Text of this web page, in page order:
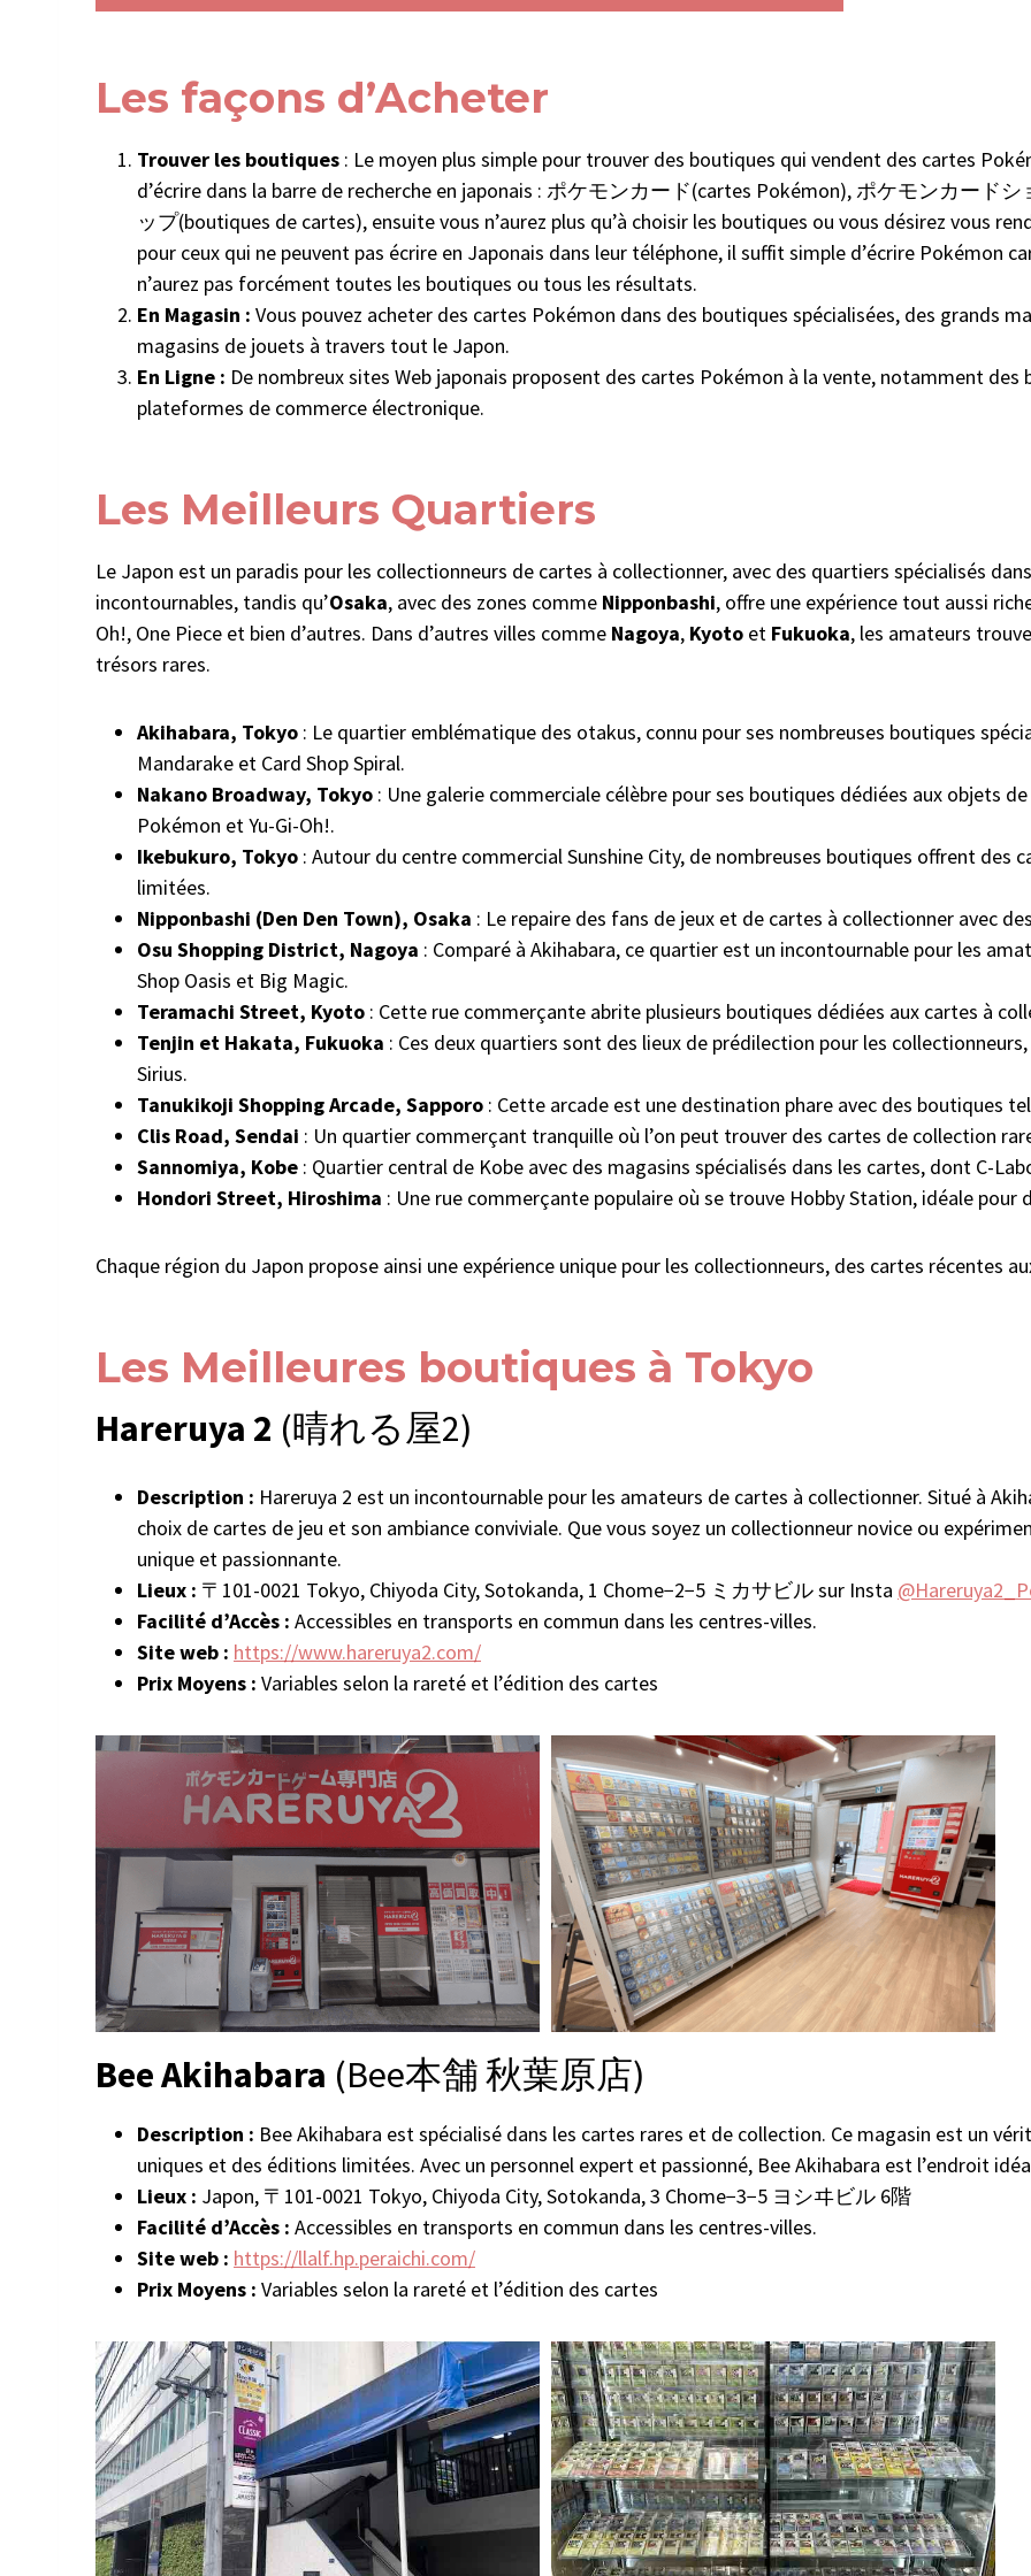
Les façons d’Acheter
Trouver les boutiques : Le moyen plus simple pour trouver des boutiques qui vendent des cartes
d’écrire dans la barre de recherche en japonais : ポケモンカード(cartes Pokémon), ポケモンカード
ップ(boutiques de cartes), ensuite vous n’aurez plus qu’à choisir les boutiques ou vous désirez vous
pour ceux qui ne peuvent pas écrire en Japonais dans leur téléphone, il suffit simple d’écrire Pokémon
n’aurez pas forcément toutes les boutiques ou tous les résultats.
En Magasin : Vous pouvez acheter des cartes Pokémon dans des boutiques spécialisées, des grands
magasins de jouets à travers tout le Japon.
En Ligne : De nombreux sites Web japonais proposent des cartes Pokémon à la vente, notamment des
plateformes de commerce électronique.
Les Meilleurs Quartiers
Le Japon est un paradis pour les collectionneurs de cartes à collectionner, avec des quartiers spécialisés
incontournables, tandis qu’Osaka, avec des zones comme Nipponbashi, offre une expérience tout aussi
Oh!, One Piece et bien d’autres. Dans d’autres villes comme Nagoya, Kyoto et Fukuoka, les amateurs
trésors rares.
Akihabara, Tokyo : Le quartier emblématique des otakus, connu pour ses nombreuses boutiques
Mandarake et Card Shop Spiral.
Nakano Broadway, Tokyo : Une galerie commerciale célèbre pour ses boutiques dédiées aux objets
Pokémon et Yu-Gi-Oh!.
Ikebukuro, Tokyo : Autour du centre commercial Sunshine City, de nombreuses boutiques offrent des
limitées.
Nipponbashi (Den Den Town), Osaka : Le repaire des fans de jeux et de cartes à collectionner avec
Osu Shopping District, Nagoya : Comparé à Akihabara, ce quartier est un incontournable pour les
Shop Oasis et Big Magic.
Teramachi Street, Kyoto : Cette rue commerçante abrite plusieurs boutiques dédiées aux cartes à
Tenjin et Hakata, Fukuoka : Ces deux quartiers sont des lieux de prédilection pour les
Sirius.
Tanukikoji Shopping Arcade, Sapporo : Cette arcade est une destination phare avec des boutiques
Clis Road, Sendai : Un quartier commerçant tranquille où l’on peut trouver des cartes de collection
Sannomiya, Kobe : Quartier central de Kobe avec des magasins spécialisés dans les cartes, dont C-
Hondori Street, Hiroshima : Une rue commerçante populaire où se trouve Hobby Station, idéale pour
Chaque région du Japon propose ainsi une expérience unique pour les collectionneurs, des cartes récentes
Les Meilleures boutiques à Tokyo
Hareruya 2 (晴れる屋2)
Description : Hareruya 2 est un incontournable pour les amateurs de cartes à collectionner. Situé à
choix de cartes de jeu et son ambiance conviviale. Que vous soyez un collectionneur novice ou
unique et passionnante.
Lieux : 〒101-0021 Tokyo, Chiyoda City, Sotokanda, 1 Chome−2−5 ミカサビル sur Insta
Facilité d’Accès : Accessibles en transports en commun dans les centres-villes.
Site web : https://www.hareruya2.com/
Prix Moyens : Variables selon la rareté et l’édition des cartes
Bee Akihabara (Bee本舗 秋葉原店)
Description : Bee Akihabara est spécialisé dans les cartes rares et de collection. Ce magasin est un
uniques et des éditions limitées. Avec un personnel expert et passionné, Bee Akihabara est l’endroit
Lieux : Japon, 〒101-0021 Tokyo, Chiyoda City, Sotokanda, 3 Chome−3−5 ヨシヰビル 6階
Facilité d’Accès : Accessibles en transports en commun dans les centres-villes.
Site web : https://llalf.hp.peraichi.com/
Prix Moyens : Variables selon la rareté et l’édition des cartes